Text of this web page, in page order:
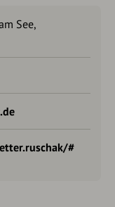
See,
#